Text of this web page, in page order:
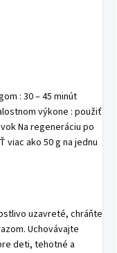
: 30 – 45 minút
výkone : použiť
Na regeneráciu po
viac ako 50 g na jednu
uzavreté, chráňte
Uchovávajte
deti, tehotné a